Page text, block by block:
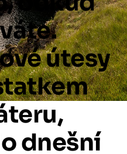
útesy
dnešní